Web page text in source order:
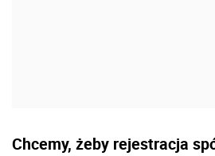
Chcemy, żeby rejestracja